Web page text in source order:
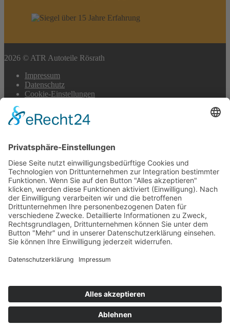
2026 © ATR Autoteile Rösrath
Impressum
Datenschutz
Cookie-Einstellungen
Scroll